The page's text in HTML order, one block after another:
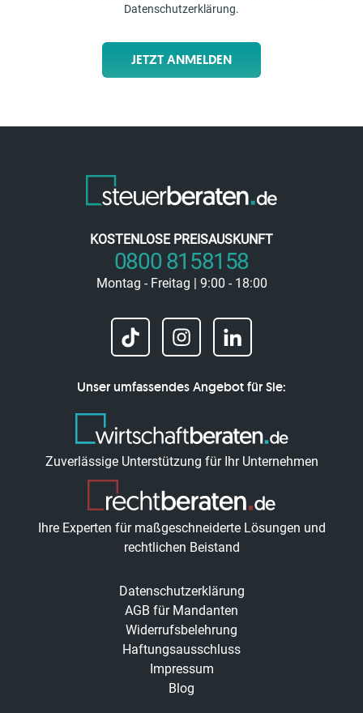
Datenschutzerklärung.
JETZT ANMELDEN
KOSTENLOSE PREISAUSKUNFT
0800 8158158
Montag - Freitag | 9:00 - 18:00
Unser umfassendes Angebot für Sie:
Zuverlässige Unterstützung für Ihr Unternehmen
Ihre Experten für maßgeschneiderte Lösungen und
rechtlichen Beistand
Datenschutzerklärung
AGB für Mandanten
Widerrufsbelehrung
Haftungsausschluss
Impressum
Blog